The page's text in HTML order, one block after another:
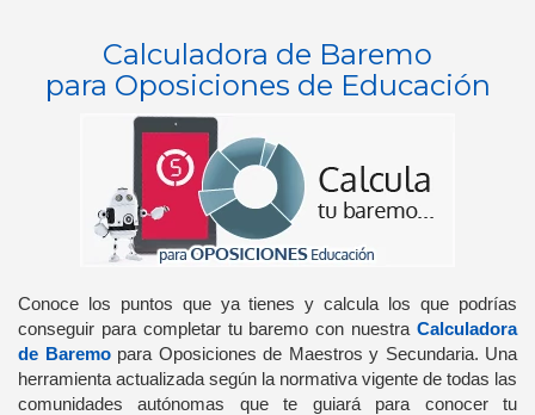
Calculadora de Baremo
para Oposiciones de Educación
Conoce los puntos que ya tienes y calcula los que podrías
conseguir para completar tu baremo con nuestra Calculadora
de Baremopara Oposiciones de Maestros y Secundaria. Una
herramienta actualizada según la normativa vigente de todas las
comunidades autónomas que te guiará para conocer tu